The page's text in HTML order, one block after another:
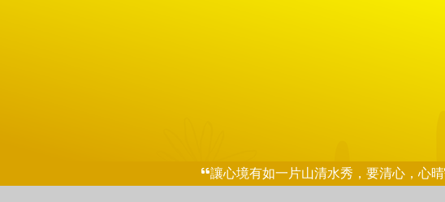
讓心境有如一片山清水秀，要清心，心晴